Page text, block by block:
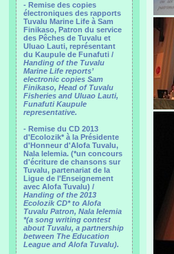
- Remise des copies
électroniques des rapports
Tuvalu Marine Life à Sam
Finikaso, Patron du service
des Pêches de Tuvalu et
Uluao Lauti, représentant
du Kaupule de Funafuti /
Handing of the Tuvalu
Marine Life reports’
electronic copies Sam
Finikaso, Head of Tuvalu
Fisheries and Uluao Lauti,
Funafuti Kaupule
representative.
- Remise du CD 2013
d'Ecolozik* à la Présidente
d'Honneur d'Alofa Tuvalu,
Nala Ielemia. (*un concours
d'écriture de chansons sur
Tuvalu, partenariat de la
Ligue de l'Enseignement
avec Alofa Tuvalu) /
Handing of the 2013
Ecolozik CD* to Alofa
Tuvalu Patron, Nala Ielemia
*(a song writing contest
about Tuvalu, a partnership
between The Education
League and Alofa Tuvalu).